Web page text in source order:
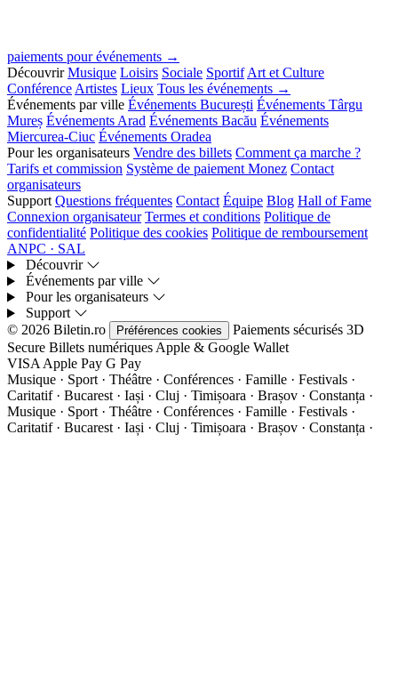
paiements pour événements →
Découvrir Musique Loisirs Sociale SportifArt et Culture
ConférenceArtistes Lieux Tous les événements →
Événements par ville Événements București Événements Târgu
Mureș Événements Arad Événements Bacău Événements
Miercurea-Ciuc Événements Oradea
Pour les organisateurs Vendre des billets Comment ça marche ?
Tarifs et commission Système de paiement Monez Contact
organisateurs
Support Questions fréquentes Contact Équipe Blog Hall of Fame
Connexion organisateur Termes et conditions Politique de
confidentialité Politique des cookies Politique de remboursement
ANPC · SAL
Découvrir
Événements par ville
Pour les organisateurs
Support
© 2026 Biletin.ro
Préférences cookies Paiements sécurisés 3D
Secure Billets numériquesApple & Google Wallet
VISAApple Pay G Pay
Musique · Sport · Théâtre · Conférences · Famille · Festivals ·
Caritatif · Bucarest · Iași · Cluj · Timișoara · Brașov · Constanța ·
Musique · Sport · Théâtre · Conférences · Famille · Festivals ·
Caritatif · Bucarest · Iași · Cluj · Timișoara · Brașov · Constanța ·